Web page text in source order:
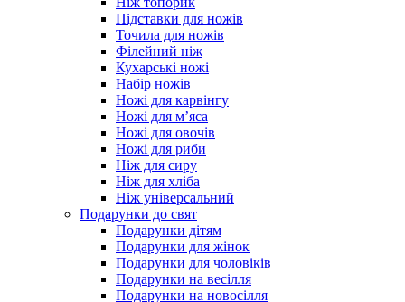
Підставки для ножів
Точила для ножів
Філейний ніж
Кухарські ножі
Набір ножів
Ножі для карвінгу
Ножі для м’яса
Ножі для овочів
Ножі для риби
Ніж для сиру
Ніж для хліба
Ніж універсальний
Подарунки до свят
Подарунки дітям
Подарунки для жінок
Подарунки для чоловіків
Подарунки на весілля
Подарунки на новосілля